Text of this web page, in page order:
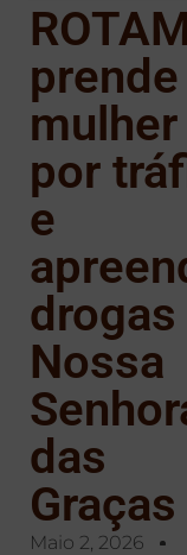
ROTAM
prende
mulher
por
e
drogas
Nossa
das
Graças
Maio 2, 2026